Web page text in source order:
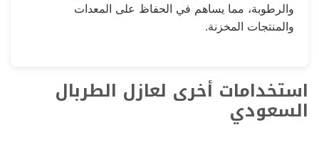
والرطوبة، مما يساهم في الحفاظ على المعدات
والمنتجات المخزنة.
استخدامات أخرى لعازل الطربال
السعودي